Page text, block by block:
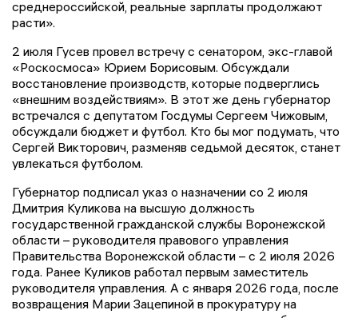
среднероссийской, реальные зарплаты продолжают
расти».
2 июля Гусев провел встречу с сенатором, экс-главой
«Роскосмоса» Юрием Борисовым. Обсуждали
восстановление производств, которые подверглись
«внешним воздействиям». В этот же день губернатор
встречался с депутатом Госдумы Сергеем Чижовым,
обсуждали бюджет и футбол. Кто бы мог подумать, что
Сергей Викторович, разменяв седьмой десяток, станет
увлекаться футболом.
Губернатор подписал указ о назначении со 2 июля
Дмитрия Куликова на высшую должность
государственной гражданской службы Воронежской
области – руководителя правового управления
Правительства Воронежской области – с 2 июля 2026
года. Ранее Куликов работал первым заместитель
руководителя управления. А с января 2026 года, после
возвращения Марии Зацепиной в прокуратуру на